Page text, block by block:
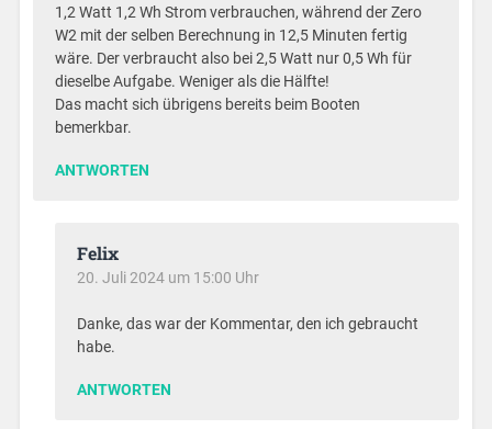
1,2 Watt 1,2 Wh Strom verbrauchen, während der Zero
W2 mit der selben Berechnung in 12,5 Minuten fertig
wäre. Der verbraucht also bei 2,5 Watt nur 0,5 Wh für
dieselbe Aufgabe. Weniger als die Hälfte!
Das macht sich übrigens bereits beim Booten
bemerkbar.
ANTWORTEN
Felix
20. Juli 2024 um 15:00 Uhr
Danke, das war der Kommentar, den ich gebraucht
habe.
ANTWORTEN